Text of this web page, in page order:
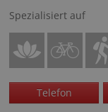
Spezialisiert auf
Telefon